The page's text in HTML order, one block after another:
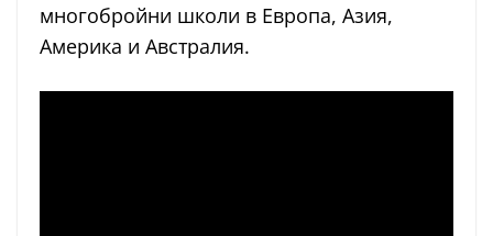
многобройни школи в Европа, Азия,
Америка и Австралия.